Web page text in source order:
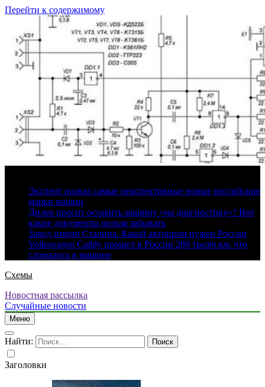
Перейти к содержимому
Эксперт назвал самые перспективные новые российские
марки машин
Дилер просит оставить машину «на диагностику»? Вот
какие документы нельзя забывать
Завод имени Сталина. Какой автопром нужен России
Volkswagen Caddy прошел в России 280 тысяч км: что
сломалось в машине
Схемы
Новостная рассылка
Случайные новости
Меню
Найти:
Заголовки